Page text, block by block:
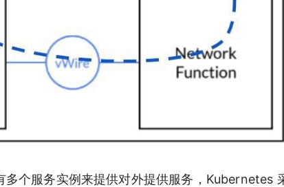
个服务实例来提供对外提供服务，Kubernetes